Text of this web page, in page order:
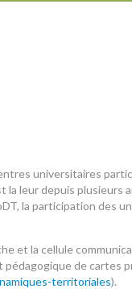
universitaires
leur depuis
la participation des
et la cellule
pédagogique de cartes
territoriales).